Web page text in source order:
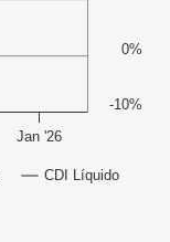
CDI Líquido
Jan '26
-10%
0%